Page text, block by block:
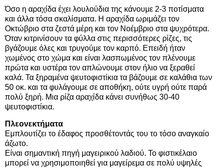
Όσο η αραχίδα έχει λουλούδια της κάνουμε 2-3 ποτίσματα
και άλλα τόσα σκαλίσματα. Η αραχίδα ωριμάζει τον
Οκτώβριο στα ζεστά μέρη και τον Νοέμβριο στα ψυχρότερα.
Όταν κιτρινίσουν τα φύλλα στις περισσότερες ρίζες, τις
βγάζουμε όλες και τρυγούμε τον καρπό. Επειδή ήταν
χωμένος στο χώμα και είναι λασπωμένος τον πλένουμε
πρώτα και υστέρα τον απλώνουμε στον ήλιο να ξεραθεί
καλά. Τα ξηραμένα ψευτοφιστίκια τα βάζουμε σε καλάθια των
50 οκ. και τα φυλάγουμε σε αποθήκη, ούτε υγρή ούτε παρά
πολύ ξηρή. Μια ρίζα αραχίδα κάνει συνήθως 30-40
ψευτοφιστίκια.
Πλεονεκτήματα
Εμπλουτίζει το έδαφος προσθέτοντάς του το τόσο αναγκαίο
άζωτο.
Είναι σημαντική πηγή μαγειρικού λαδιού. Το φιστικέλαιο
μπορεί να χρησιμοποιηθεί για μαγείρεμα σε πολύ υψηλές